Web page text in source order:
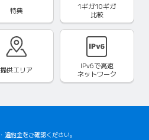
特典
1ギガ10ギガ
比較
提供エリア IPv6で高速
ネットワーク
・ 違約金をご確認ください。